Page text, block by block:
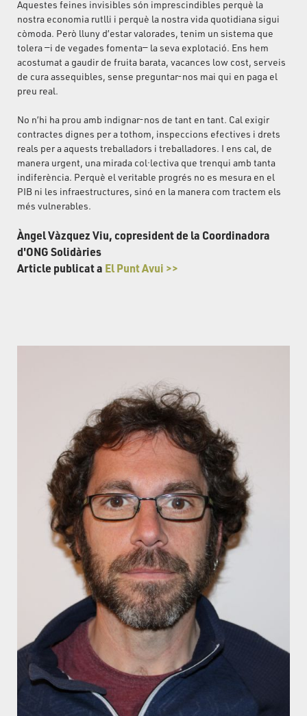
Aquestes feines invisibles són imprescindibles perquè la
nostra economia rutlli i perquè la nostra vida quotidiana sigui
còmoda. Però lluny d’estar valorades, tenim un sistema que
tolera —i de vegades fomenta— la seva explotació. Ens hem
acostumat a gaudir de fruita barata, vacances low cost, serveis
de cura assequibles, sense preguntar-nos mai qui en paga el
preu real.
No n’hi ha prou amb indignar-nos de tant en tant. Cal exigir
contractes dignes per a tothom, inspeccions efectives i drets
reals per a aquests treballadors i treballadores. I ens cal, de
manera urgent, una mirada col·lectiva que trenqui amb tanta
indiferència. Perquè el veritable progrés no es mesura en el
PIB ni les infraestructures, sinó en la manera com tractem els
més vulnerables.
Àngel Vàzquez Viu, copresident de la Coordinadora
d'ONG Solidàries
Article publicat a El Punt Avui >>